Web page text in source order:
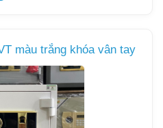
màu trắng khóa vân tay